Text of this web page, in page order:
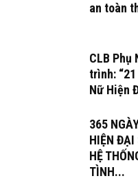
an toàn
CLB Phụ
trình: “21
Nữ Hiện
365
HIỆN ĐẠI
HỆ
TÌNH...